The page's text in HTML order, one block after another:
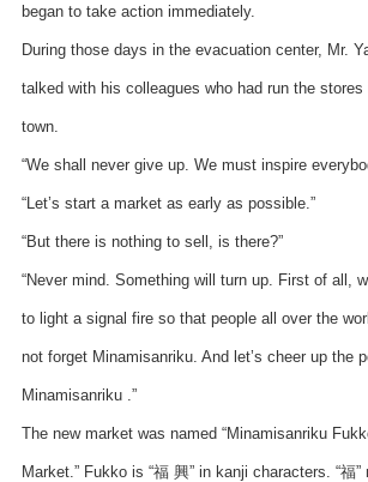
began to take action immediately.
During those days in the evacuation center, Mr.
talked with his colleagues who had run the stores
town.
“We shall never give up. We must inspire
“Let’s start a market as early as possible.”
“But there is nothing to sell, is there?”
“Never mind. Something will turn up. First of all,
to light a signal fire so that people all over the
not forget Minamisanriku. And let’s cheer up the
Minamisanriku .”
The new market was named “Minamisanriku
Market.” Fukko is “福 興” in kanji characters. “福”